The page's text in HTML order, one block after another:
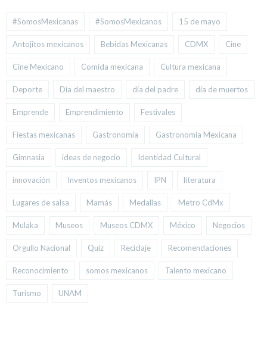
#SomosMexicanas #SomosMexicanos 15 de mayo
Antojitos mexicanos Bebidas Mexicanas CDMX Cine
Cine Mexicano Comida mexicana Cultura mexicana
Deporte Día del maestro día del padre día de muertos
Emprende Emprendimiento Festivales
Fiestas mexicanas Gastronomía Gastronomía Mexicana
Gimnasia ideas de negocio Identidad Cultural
innovación Inventos mexicanos IPN literatura
Lugares de salsa Mamás Medallas Metro CdMx
Mulaka Museos Museos CDMX México Negocios
Orgullo Nacional Quiz Reciclaje Recomendaciones
Reconocimiento somos mexicanos Talento mexicano
Turismo UNAM